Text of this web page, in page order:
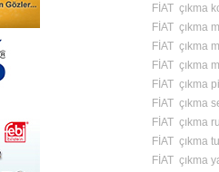
FİAT çıkma
FİAT çıkma
FİAT çıkma
FİAT çıkma
FİAT çıkma
FİAT çıkma
FİAT çıkma
FİAT çıkma
FİAT çıkma